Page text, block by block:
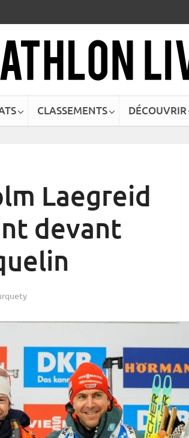
CLASSEMENTS DÉCOUVRIR
Laegreid
devant